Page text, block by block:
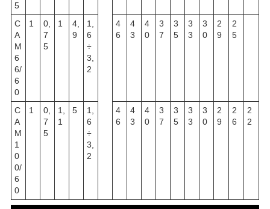
5
C
A
M
6
6/
6
0
1
0,
7
5
1
4,
9
1,
6
÷
3,
2
4
6
4
3
4
0
3
7
3
5
3
3
3
0
2
9
2
5
C
A
M
1
0
0/
6
0
1
0,
7
5
1,
1
5
1,
6
÷
3,
2
4
6
4
3
4
0
3
7
3
5
3
3
3
0
2
9
2
6
2
2